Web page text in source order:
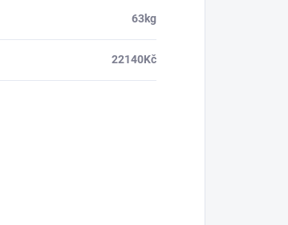
63kg
22140Kč